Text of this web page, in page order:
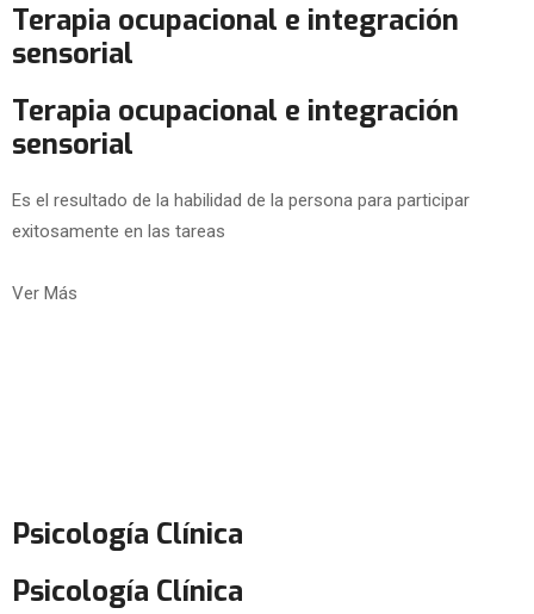
Terapia ocupacional e integración
sensorial
Terapia ocupacional e integración
sensorial
Es el resultado de la habilidad de la persona para participar
exitosamente en las tareas
Ver Más
Psicología Clínica
Psicología Clínica